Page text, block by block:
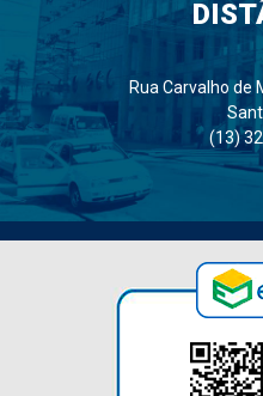
Rua Carvalho de
(13)